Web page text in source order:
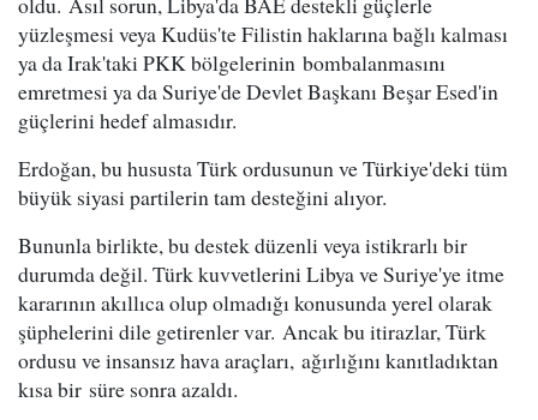
yüzleşmesi veya Kudüs'te Filistin haklarına bağlı kalması
ya da Irak'taki PKK bölgelerinin bombalanmasını
emretmesi ya da Suriye'de Devlet Başkanı Beşar Esed'in
güçlerini hedef almasıdır.
Erdoğan, bu hususta Türk ordusunun ve Türkiye'deki tüm
büyük siyasi partilerin tam desteğini alıyor.
Bununla birlikte, bu destek düzenli veya istikrarlı bir
durumda değil. Türk kuvvetlerini Libya ve Suriye'ye itme
kararının akıllıca olup olmadığı konusunda yerel olarak
şüphelerini dile getirenler var. Ancak bu itirazlar, Türk
ordusu ve insansız hava araçları, ağırlığını kanıtladıktan
kısa bir süre sonra azaldı.